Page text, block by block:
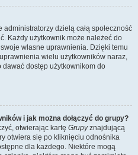
dzielą całą społeczność
Każdy użytkownik może należeć do
własne uprawnienia. Dzięki temu
wielu użytkowników naraz,
dostęp użytkownikom do
i jak można dołączyć do grupy?
otwierając kartę Grupyznajdującą
otwiera się po kliknięciu odnośnika
dla każdego. Niektóre mogą